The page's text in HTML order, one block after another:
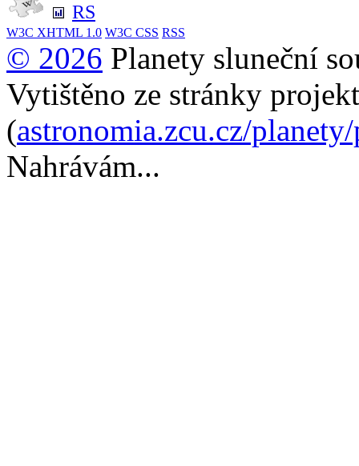
RS
W3C XHTML 1.0 W3C CSS RSS
© 2026 Planety sluneční
Vytištěno ze stránky
(astronomia.zcu.cz/
Nahrávám...